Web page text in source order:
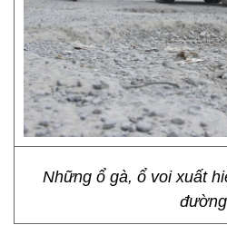
Những ổ gà, ổ voi xuất
đường